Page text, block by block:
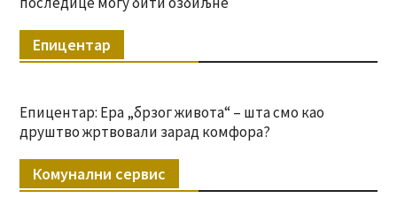
Епицентар
Епицентар: Ера „брзог живота“ – шта смо као
друштво жртвовали зарад комфора?
Комунални сервис